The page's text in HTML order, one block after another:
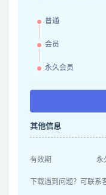
普通
会员
永久会员
其他信息
有效期 永
下载遇到问题？可联系